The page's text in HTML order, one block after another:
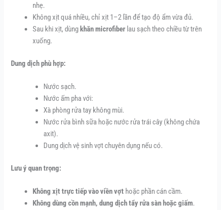
nhẹ.
Không xịt quá nhiều, chỉ xịt 1–2 lần để tạo độ ẩm vừa đủ.
Sau khi xịt, dùng khăn microfiber lau sạch theo chiều từ trên
xuống.
Dung dịch phù hợp:
Nước sạch.
Nước ấm pha với:
Xà phòng rửa tay không mùi.
Nước rửa bình sữa hoặc nước rửa trái cây (không chứa
axit).
Dung dịch vệ sinh vợt chuyên dụng nếu có.
Lưu ý quan trọng:
Không xịt trực tiếp vào viền vợt hoặc phần cán cầm.
Không dùng cồn mạnh, dung dịch tẩy rửa sàn hoặc giấm.